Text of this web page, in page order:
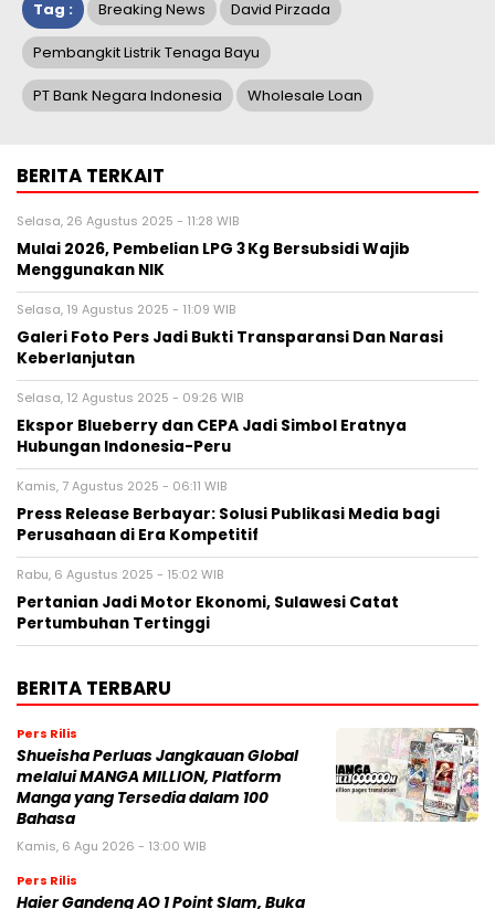
Tag : Breaking News David Pirzada
Pembangkit Listrik Tenaga Bayu
PT Bank Negara Indonesia Wholesale Loan
BERITA TERKAIT
Selasa, 26 Agustus 2025 - 11:28 WIB
Mulai 2026, Pembelian LPG 3 Kg Bersubsidi Wajib
Menggunakan NIK
Selasa, 19 Agustus 2025 - 11:09 WIB
Galeri Foto Pers Jadi Bukti Transparansi Dan Narasi
Keberlanjutan
Selasa, 12 Agustus 2025 - 09:26 WIB
Ekspor Blueberry dan CEPA Jadi Simbol Eratnya
Hubungan Indonesia-Peru
Kamis, 7 Agustus 2025 - 06:11 WIB
Press Release Berbayar: Solusi Publikasi Media bagi
Perusahaan di Era Kompetitif
Rabu, 6 Agustus 2025 - 15:02 WIB
Pertanian Jadi Motor Ekonomi, Sulawesi Catat
Pertumbuhan Tertinggi
BERITA TERBARU
Pers Rilis
Shueisha Perluas Jangkauan Global
melalui MANGA MILLION, Platform
Manga yang Tersedia dalam 100
Bahasa
Kamis, 6 Agu 2026 - 13:00 WIB
Pers Rilis
Haier Gandeng AO 1 Point Slam, Buka